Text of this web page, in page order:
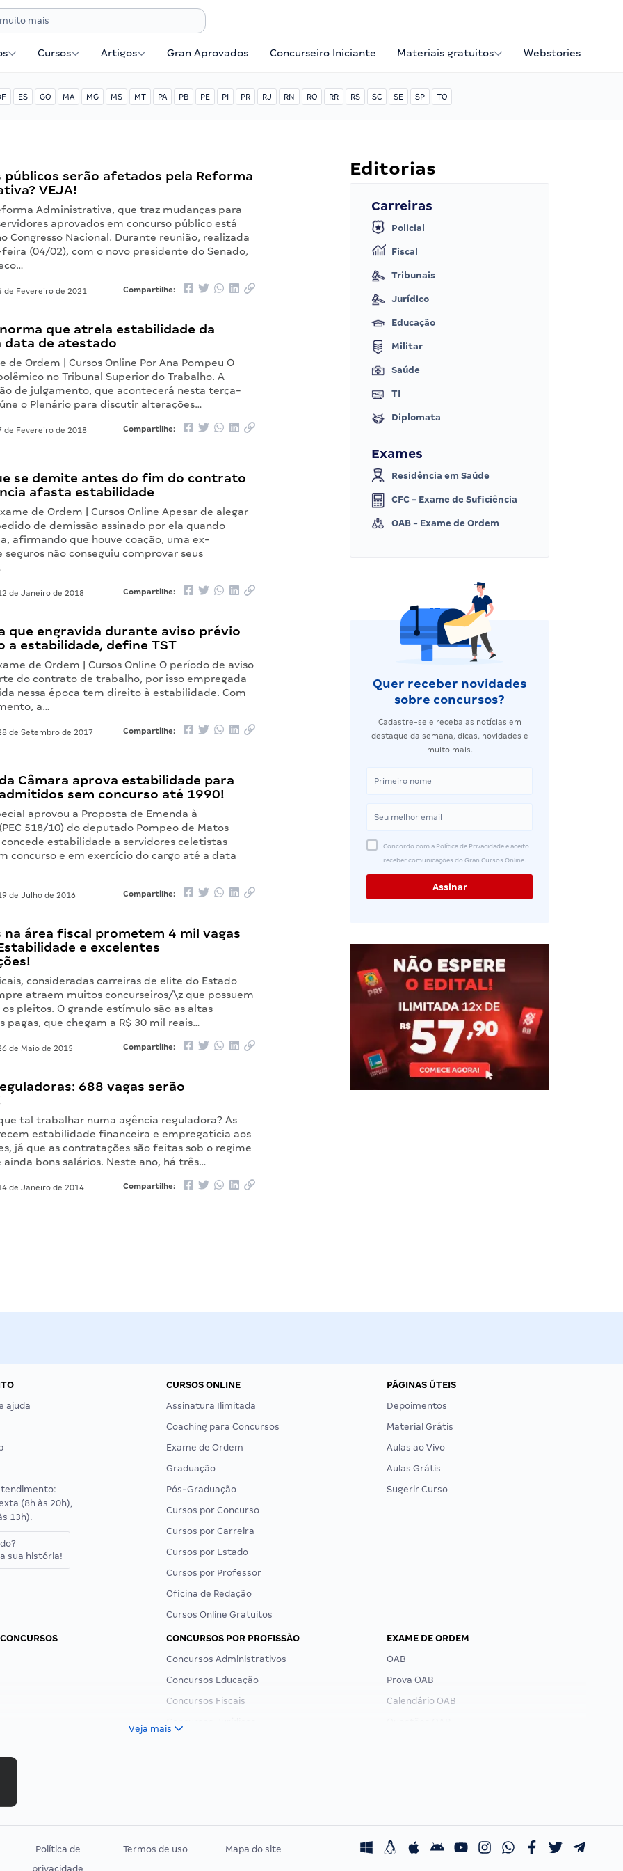
Cursos Artigos Gran Aprovados Concurseiro Iniciante Materiais gratuitos Webstories
ES GO MA MG MS MT PA PB PE PI PR RJ RN RO RR RS SC SE SP TO
públicos serão afetados pela Reforma
VEJA!
Administrativa, que traz mudanças para
aprovados em concurso público está
Congresso Nacional. Durante reunião, realizada
(04/02), com o novo presidente do Senado,
de Fevereiro de 2021 Compartilhe:
que atrela estabilidade da
data de atestado
de Ordem | Cursos Online Por Ana Pompeu O
no Tribunal Superior do Trabalho. A
de julgamento, que acontecerá nesta terça-
o Plenário para discutir alterações…
de Fevereiro de 2018 Compartilhe:
se demite antes do fim do contrato
afasta estabilidade
de Ordem | Cursos Online Apesar de alegar
de demissão assinado por ela quando
afirmando que houve coação, uma ex-
seguros não conseguiu comprovar seus
de Janeiro de 2018 Compartilhe:
que engravida durante aviso prévio
a estabilidade, define TST
de Ordem | Cursos Online O período de aviso
do contrato de trabalho, por isso empregada
nessa época tem direito à estabilidade. Com
a…
de Setembro de 2017 Compartilhe:
Câmara aprova estabilidade para
sem concurso até 1990!
aprovou a Proposta de Emenda à
518/10) do deputado Pompeo de Matos
concede estabilidade a servidores celetistas
concurso e em exercício do cargo até a data
de Julho de 2016 Compartilhe:
na área fiscal prometem 4 mil vagas
e excelentes
consideradas carreiras de elite do Estado
atraem muitos concurseiros/\z que possuem
pleitos. O grande estímulo são as altas
pagas, que chegam a R$ 30 mil reais…
de Maio de 2015 Compartilhe:
688 vagas serão
tal trabalhar numa agência reguladora? As
estabilidade financeira e empregatícia aos
já que as contratações são feitas sob o regime
bons salários. Neste ano, há três…
de Janeiro de 2014 Compartilhe:
Editorias
Carreiras
Policial
Fiscal
Tribunais
Jurídico
Educação
Militar
Saúde
TI
Diplomata
Exames
Residência em Saúde
CFC - Exame de Suficiência
OAB - Exame de Ordem
Quer receber novidades
sobre concursos?
Cadastre-se e receba as notícias em
destaque da semana, dicas, novidades e
muito mais.
Concordo com a Política de Privacidade e aceito
receber comunicações do Gran Cursos Online.
ajuda
(8h às 20h),
13h).
sua história!
CURSOS ONLINE
Assinatura Ilimitada
Coaching para Concursos
Exame de Ordem
Graduação
Pós-Graduação
Cursos por Concurso
Cursos por Carreira
Cursos por Estado
Cursos por Professor
Oficina de Redação
Cursos Online Gratuitos
PÁGINAS ÚTEIS
Depoimentos
Material Grátis
Aulas ao Vivo
Aulas Grátis
Sugerir Curso
CONCURSOS POR PROFISSÃO
Concursos Administrativos
Concursos Educação
Concursos Fiscais
Residência Multiprofissional
EXAME DE ORDEM
OAB
Prova OAB
Calendário OAB
Veja mais
Política de
privacidade
Termos de uso Mapa do site